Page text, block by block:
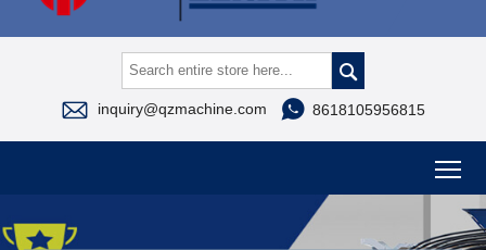

 inquiry@qzmachine.com  8618105956815